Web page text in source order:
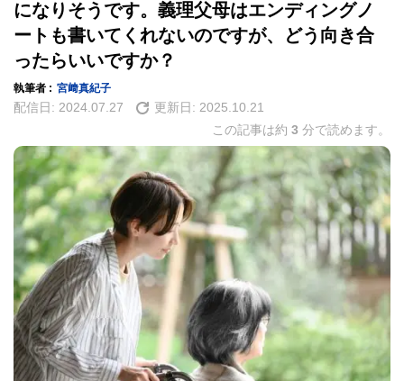
になりそうです。義理父母はエンディングノ
ートも書いてくれないのですが、どう向き合
ったらいいですか？
執筆者 : 宮﨑真紀子
配信日: 2024.07.27 更新日: 2025.10.21
この記事は約 3 分で読めます。